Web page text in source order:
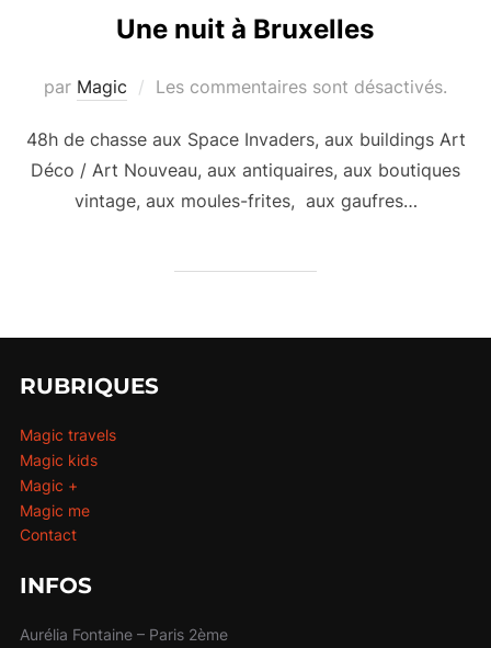
Une nuit à Bruxelles
par Magic Les commentaires sont désactivés.
48h de chasse aux Space Invaders, aux buildings Art
Déco / Art Nouveau, aux antiquaires, aux boutiques
vintage, aux moules-frites, aux gaufres…
RUBRIQUES
Magic travels
Magic kids
Magic +
Magic me
Contact
INFOS
Aurélia Fontaine – Paris 2ème